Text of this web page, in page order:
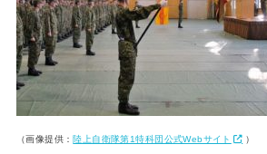
（画像提供：陸上自衛隊第1特科団公式Webサイト ）